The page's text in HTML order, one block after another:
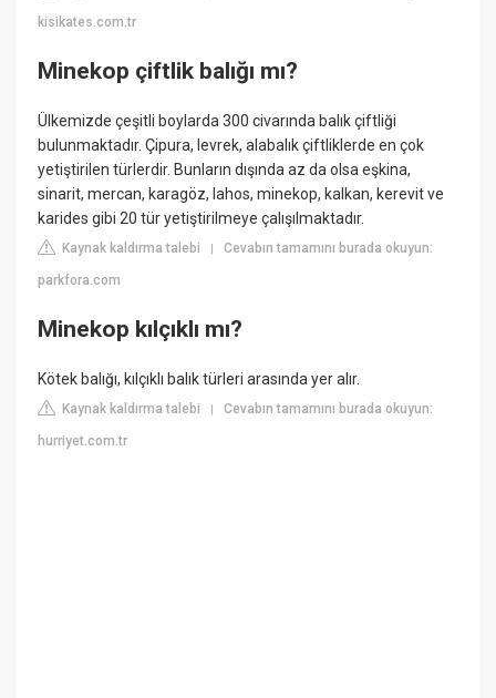
kisikates.com.tr
Minekop çiftlik balığı mı?
Ülkemizde çeşitli boylarda 300 civarında balık çiftliği
bulunmaktadır. Çipura, levrek, alabalık çiftliklerde en çok
yetiştirilen türlerdir. Bunların dışında az da olsa eşkina,
sinarit, mercan, karagöz, lahos, minekop, kalkan, kerevit ve
karides gibi 20 tür yetiştirilmeye çalışılmaktadır.
Kaynak kaldırma talebi |Cevabın tamamını burada okuyun:
parkfora.com
Minekop kılçıklı mı?
Kötek balığı, kılçıklı balık türleri arasında yer alır.
Kaynak kaldırma talebi |Cevabın tamamını burada okuyun:
hurriyet.com.tr